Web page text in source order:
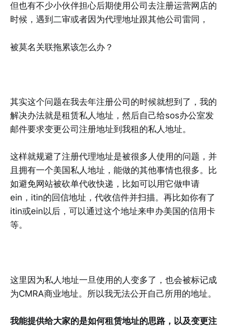
但也有不少小伙伴担心后期使用公司去注册运营网店的
时候，遇到二审或者因为代理地址跟其他公司雷同，
被莫名关联拖累该怎么办？
其实这个问题在我去年注册公司的时候就想到了，我的
解决办法就是租赁私人地址，然后自己给sos办公室发
邮件要求变更公司注册地址到我租的私人地址。
这样就规避了注册代理地址是被很多人使用的问题，并
且拥有一个美国私人地址，能做的其他事情也很多。比
如避免网站被砍单代收快递，比如可以用它做申请
ein，itin的回信地址，代收信件并扫描。再比如你有了
itin或ein以后，可以通过这个地址来申办美国的信用卡
等。
这里因为私人地址一旦使用的人变多了，也会被标记成
为CMRA商业地址。所以我无法公开自己所用的地址。
我能提供给大家的是如何租赁地址的思路，以及变更注